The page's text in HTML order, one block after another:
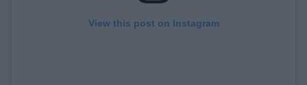
View this post on Instagram